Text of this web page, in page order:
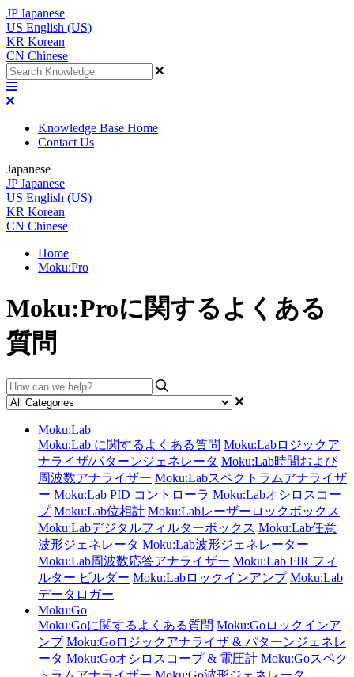
JP Japanese
US English (US)
KR Korean
CN Chinese
Knowledge Base Home
Contact Us
Japanese
JP Japanese
US English (US)
KR Korean
CN Chinese
Home
Moku:Pro
Moku:Proに関するよくある
質問
Moku:Lab
Moku:Lab に関するよくある質問 Moku:Labロジックア
ナライザ/パターンジェネレータ Moku:Lab時間および
周波数アナライザー Moku:Labスペクトラムアナライザ
ー Moku:Lab PID コントローラ Moku:Labオシロスコー
プ Moku:Lab位相計 Moku:Labレーザーロックボックス
Moku:Labデジタルフィルターボックス Moku:Lab任意
波形ジェネレータ Moku:Lab波形ジェネレーター
Moku:Lab周波数応答アナライザー Moku:Lab FIR フィ
ルター ビルダー Moku:Labロックインアンプ Moku:Lab
データロガー
Moku:Go
Moku:Goに関するよくある質問 Moku:Goロックインア
ンプ Moku:Goロジックアナライザ & パターンジェネレ
ータ Moku:Goオシロスコープ & 電圧計 Moku:Goスペク